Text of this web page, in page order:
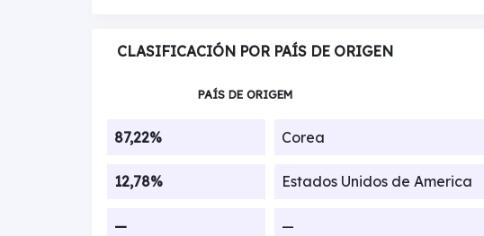
CLASIFICACIÓN POR PAÍS DE ORIGEN
PAÍS DE ORIGEM
87,22% Corea
12,78% Estados Unidos de America
— —